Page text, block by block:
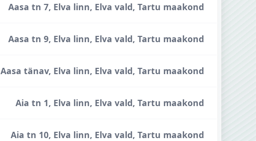
Aasa tn 7, Elva linn, Elva vald, Tartu maakond
Aasa tn 9, Elva linn, Elva vald, Tartu maakond
Aasa tänav, Elva linn, Elva vald, Tartu maakond
Aia tn 1, Elva linn, Elva vald, Tartu maakond
Aia tn 10, Elva linn, Elva vald, Tartu maakond